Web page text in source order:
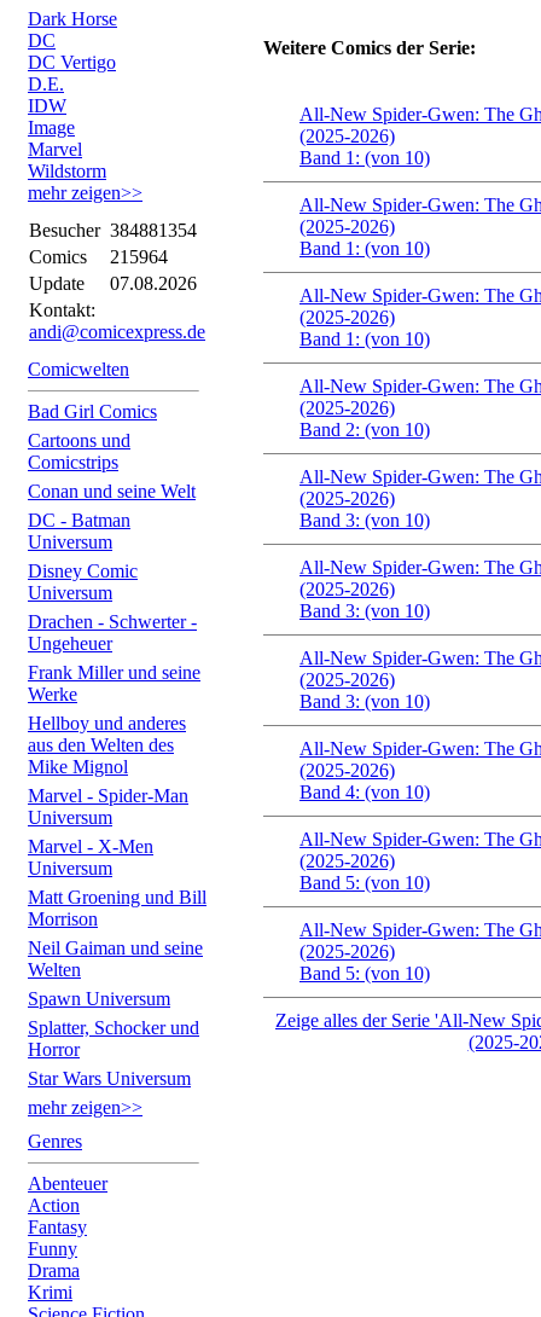
Dark Horse
DC
DC Vertigo
D.E.
IDW
Image
Marvel
Wildstorm
mehr zeigen>>
Besucher 384881354
Comics
215964
Update
07.08.2026
Kontakt:
andi@comicexpress.de
Comicwelten
Bad Girl Comics
Cartoons und
Comicstrips
Conan und seine Welt
DC - Batman
Universum
Disney Comic
Universum
Drachen - Schwerter -
Ungeheuer
Frank Miller und seine
Werke
Hellboy und anderes
aus den Welten des
Mike Mignol
Marvel - Spider-Man
Universum
Marvel - X-Men
Universum
Matt Groening und Bill
Morrison
Neil Gaiman und seine
Welten
Spawn Universum
Splatter, Schocker und
Horror
Star Wars Universum
mehr zeigen>>
Genres
Abenteuer
Action
Fantasy
Funny
Drama
Krimi
Weitere Comics der Serie:
All-New Spider-Gwen: The
(2025-2026)
Band 1: (von 10)
All-New Spider-Gwen: The
(2025-2026)
Band 1: (von 10)
All-New Spider-Gwen: The
(2025-2026)
Band 1: (von 10)
All-New Spider-Gwen: The
(2025-2026)
Band 2: (von 10)
All-New Spider-Gwen: The
(2025-2026)
Band 3: (von 10)
All-New Spider-Gwen: The
(2025-2026)
Band 3: (von 10)
All-New Spider-Gwen: The
(2025-2026)
Band 3: (von 10)
All-New Spider-Gwen: The
(2025-2026)
Band 4: (von 10)
All-New Spider-Gwen: The
(2025-2026)
Band 5: (von 10)
All-New Spider-Gwen: The
(2025-2026)
Band 5: (von 10)
Zeige alles der Serie 'All-New
(2025-